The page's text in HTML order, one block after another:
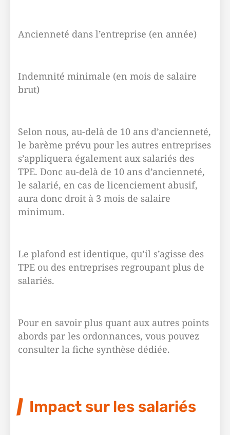
Ancienneté dans l’entreprise (en année)
Indemnité minimale (en mois de salaire
brut)
Selon nous, au-delà de 10 ans d’ancienneté,
le barème prévu pour les autres entreprises
s’appliquera également aux salariés des
TPE. Donc au-delà de 10 ans d’ancienneté,
le salarié, en cas de licenciement abusif,
aura donc droit à 3 mois de salaire
minimum.
Le plafond est identique, qu’il s’agisse des
TPE ou des entreprises regroupant plus de
salariés.
Pour en savoir plus quant aux autres points
abords par les ordonnances, vous pouvez
consulter la fiche synthèse dédiée.
Impact sur les salariés